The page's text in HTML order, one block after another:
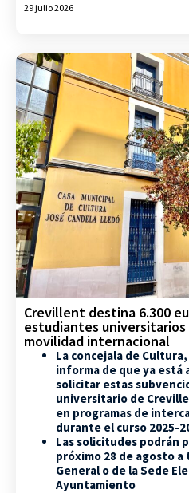
29 julio 2026
Crevillent destina 6.300
estudiantes universitarios
movilidad internacional
La concejala de
informa de que ya está
solicitar estas
universitario de
en programas de
durante el curso 2025-
Las solicitudes podrán
próximo 28 de agosto
General o de la Sede
Ayuntamiento